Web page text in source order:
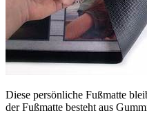
Diese persönliche Fußmatte
der Fußmatte besteht aus